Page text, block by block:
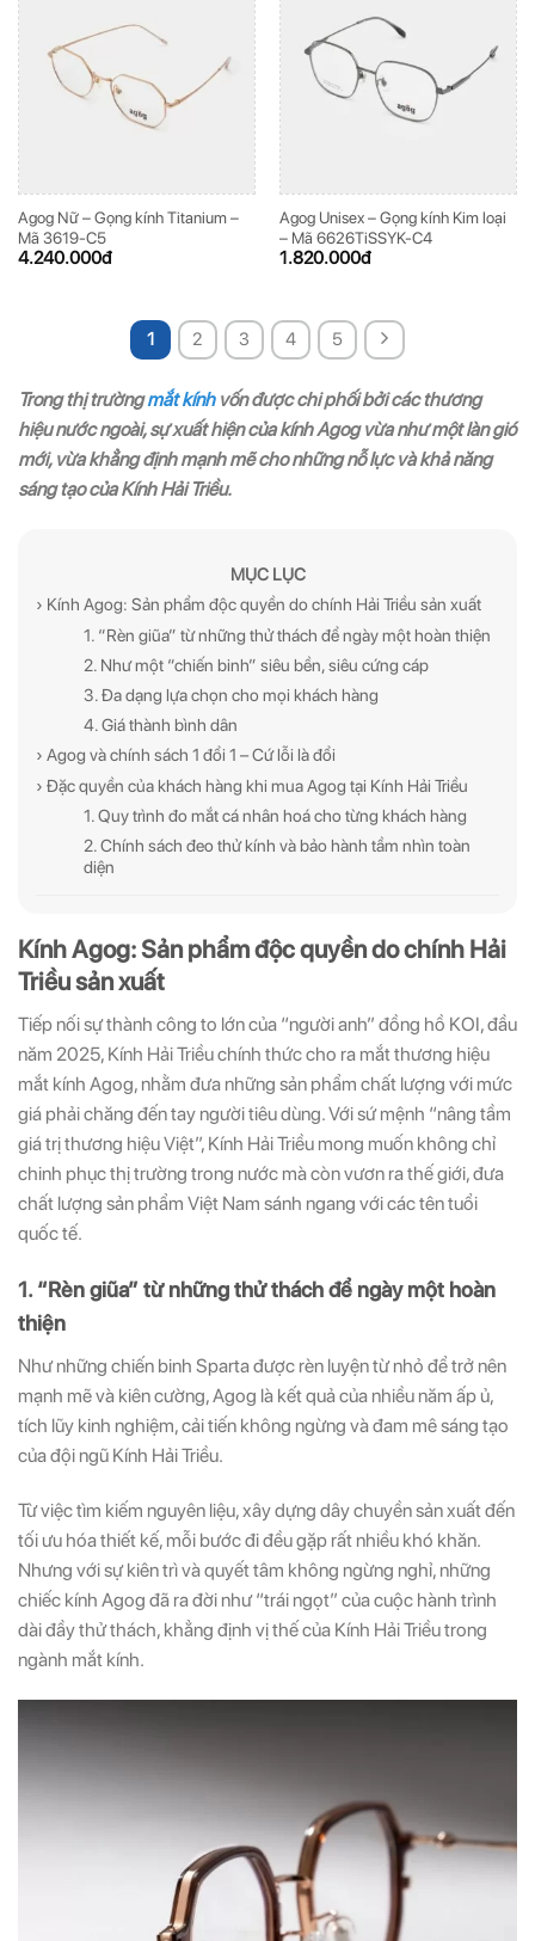
Agog Nữ – Gọng kính Titanium –
Mã 3619-C5
4.240.000đ
Agog Unisex – Gọng kính Kim loại
– Mã 6626TiSSYK-C4
1.820.000đ
1 2 3 4 5
Trong thị trườngmắt kínhvốn được chi phối bởi các thương
hiệu nước ngoài, sự xuất hiện của kính Agog vừa như một làn gió
mới, vừa khẳng định mạnh mẽ cho những nỗ lực và khả năng
sáng tạo của Kính Hải Triều.
MỤC LỤC
› Kính Agog: Sản phẩm độc quyền do chính Hải Triều sản xuất
1. “Rèn giũa” từ những thử thách để ngày một hoàn thiện
2. Như một “chiến binh” siêu bền, siêu cứng cáp
3. Đa dạng lựa chọn cho mọi khách hàng
4. Giá thành bình dân
› Agog và chính sách 1 đổi 1 – Cứ lỗi là đổi
› Đặc quyền của khách hàng khi mua Agog tại Kính Hải Triều
1. Quy trình đo mắt cá nhân hoá cho từng khách hàng
2. Chính sách đeo thử kính và bảo hành tầm nhìn toàn
diện
Kính Agog: Sản phẩm độc quyền do chính Hải
Triều sản xuất
Tiếp nối sự thành công to lớn của “người anh” đồng hồ KOI, đầu
năm 2025, Kính Hải Triều chính thức cho ra mắt thương hiệu
mắt kính Agog, nhằm đưa những sản phẩm chất lượng với mức
giá phải chăng đến tay người tiêu dùng. Với sứ mệnh “nâng tầm
giá trị thương hiệu Việt”, Kính Hải Triều mong muốn không chỉ
chinh phục thị trường trong nước mà còn vươn ra thế giới, đưa
chất lượng sản phẩm Việt Nam sánh ngang với các tên tuổi
quốc tế.
1. “Rèn giũa” từ những thử thách để ngày một hoàn
thiện
Như những chiến binh Sparta được rèn luyện từ nhỏ để trở nên
mạnh mẽ và kiên cường, Agog là kết quả của nhiều năm ấp ủ,
tích lũy kinh nghiệm, cải tiến không ngừng và đam mê sáng tạo
của đội ngũ Kính Hải Triều.
Từ việc tìm kiếm nguyên liệu, xây dựng dây chuyền sản xuất đến
tối ưu hóa thiết kế, mỗi bước đi đều gặp rất nhiều khó khăn.
Nhưng với sự kiên trì và quyết tâm không ngừng nghỉ, những
chiếc kính Agog đã ra đời như “trái ngọt” của cuộc hành trình
dài đầy thử thách, khẳng định vị thế của Kính Hải Triều trong
ngành mắt kính.